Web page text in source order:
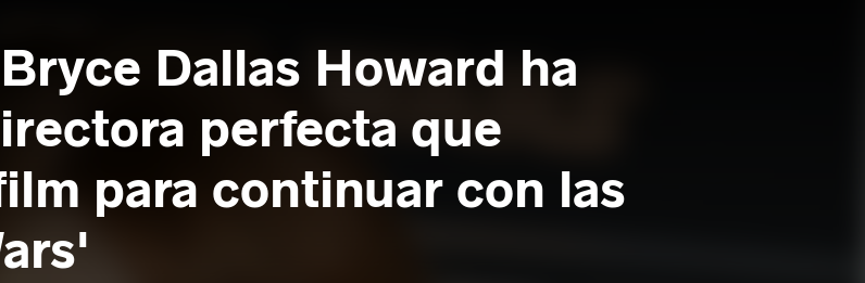
Dallas Howard ha
perfecta que
para continuar con las